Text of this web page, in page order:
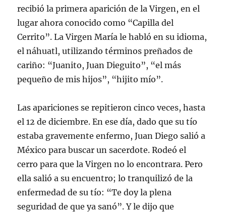
recibió la primera aparición de la Virgen, en el
lugar ahora conocido como “Capilla del
Cerrito”. La Virgen María le habló en su idioma,
el náhuatl, utilizando términos preñados de
cariño: “Juanito, Juan Dieguito”, “el más
pequeño de mis hijos”, “hijito mío”.
Las apariciones se repitieron cinco veces, hasta
el 12 de diciembre. En ese día, dado que su tío
estaba gravemente enfermo, Juan Diego salió a
México para buscar un sacerdote. Rodeó el
cerro para que la Virgen no lo encontrara. Pero
ella salió a su encuentro; lo tranquilizó de la
enfermedad de su tío: “Te doy la plena
seguridad de que ya sanó”. Y le dijo que